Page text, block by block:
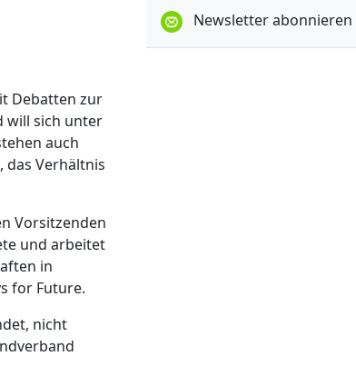
Debatten zur
will sich unter
auch
das Verhältnis
Vorsitzenden
und arbeitet
in
for Future.
nicht
Newsletter abonnieren